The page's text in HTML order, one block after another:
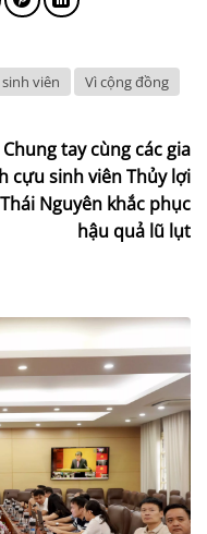
viên Vì cộng đồng
Chung tay cùng các gia
cựu sinh viên Thủy lợi
Nguyên khắc phục
hậu quả lũ lụt